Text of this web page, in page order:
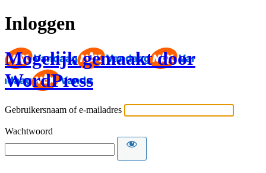
Inloggen
Mogelijk gemaakt door
WordPress
Gebruikersnaam of e-mailadres
Wachtwoord